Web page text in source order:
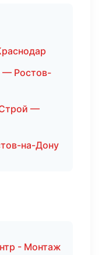
— Ростов-
—
на-Дону
- Монтаж